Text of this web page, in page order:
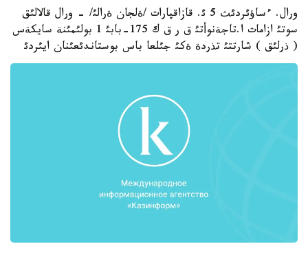
ورال. ءساؤئردئث 5 ئ. قازاقپارات /ةلجان ةرالئ/ - ورال قالالئق
سوتئ ازامات ا.تاجةنوأتئ ق ر ق ك 175-بابئ 1 بولئمئنة سايكةس
( ذرلئق ) شارتتئ تذردة ةكئ جئلعا باس بوستاندئعئنان ايئردئ